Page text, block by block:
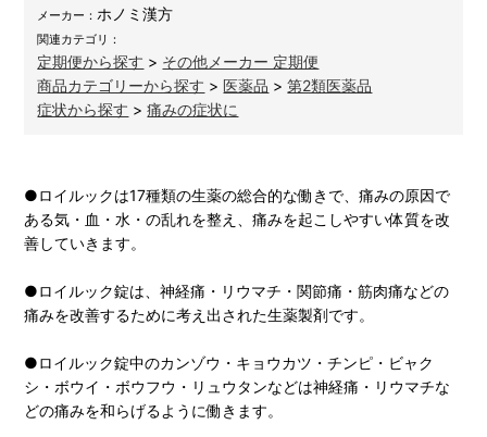
メーカー： ホノミ漢方
関連カテゴリ：
定期便から探す > その他メーカー 定期便
商品カテゴリーから探す > 医薬品 >第2類医薬品
症状から探す >痛みの症状に
●ロイルックは17種類の生薬の総合的な働きで、痛みの原因で
ある気・血・水・の乱れを整え、痛みを起こしやすい体質を改
善していきます。
●ロイルック錠は、神経痛・リウマチ・関節痛・筋肉痛などの
痛みを改善するために考え出された生薬製剤です。
●ロイルック錠中のカンゾウ・キョウカツ・チンピ・ビャク
シ・ボウイ・ボウフウ・リュウタンなどは神経痛・リウマチな
どの痛みを和らげるように働きます。